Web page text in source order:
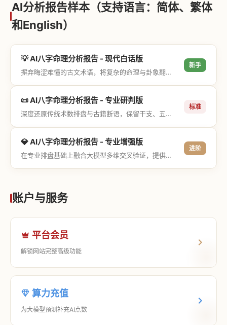
AI分析报告样本（支持语言：简体、繁体
和English）
💡 AI八字命理分析报告 - 现代白话版
摒弃晦涩难懂的古文术语，将复杂的命理与卦象翻译成通俗易懂的现代大白话，直击结果与生活建议，零门槛轻松阅读。
新手
📜 AI八字命理分析报告 - 专业研判版
深度还原传统术数排盘与古籍断语，保留干支、五行与神煞等专业术语，适合追求严谨考证与具备易学基础的用户。
标准
💎 AI八字命理分析报告 - 专业增强版
在专业排盘基础上融合大模型多维交叉验证，提供更详尽的流年推演、应期运筹、象意深度剖析，以及全方位的运筹决策指导。
进阶
账户与服务
平台会员
解锁网站完整高级功能
算力充值
为大模型预测补充AI点数